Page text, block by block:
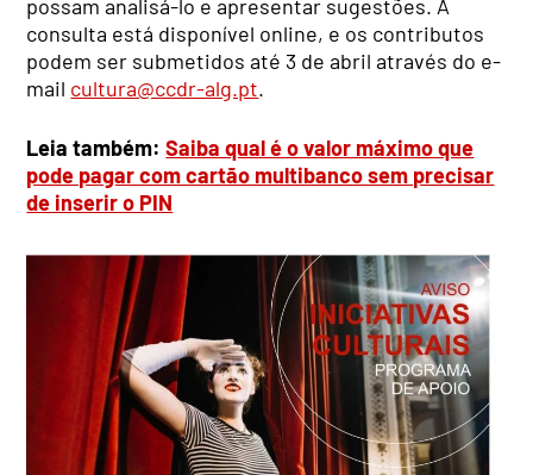
possam analisá-lo e apresentar sugestões. A
consulta está disponível online, e os contributos
podem ser submetidos até 3 de abril através do e-
mail cultura@ccdr-alg.pt.
Leia também:Saiba qual é o valor máximo que
pode pagar com cartão multibanco sem precisar
de inserir o PIN